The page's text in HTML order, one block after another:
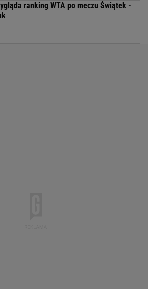
ranking WTA po meczu Świątek -